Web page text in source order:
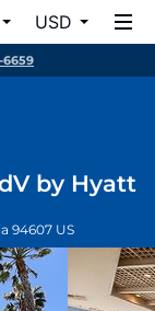
USD
6659
by Hyatt
94607 US